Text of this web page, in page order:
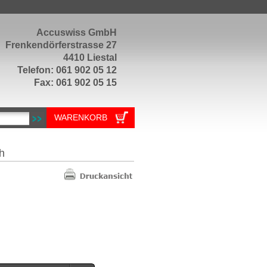
Accuswiss GmbH
Frenkendörferstrasse 27
4410 Liestal
Telefon: 061 902 05 12
Fax: 061 902 05 15
WARENKORB